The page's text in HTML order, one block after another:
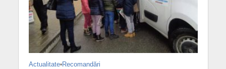
Actualitate•Recomandări